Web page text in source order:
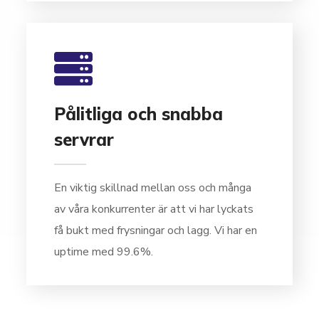
Pålitliga och snabba
servrar
En viktig skillnad mellan oss och många
av våra konkurrenter är att vi har lyckats
få bukt med frysningar och lagg. Vi har en
uptime med 99.6%.